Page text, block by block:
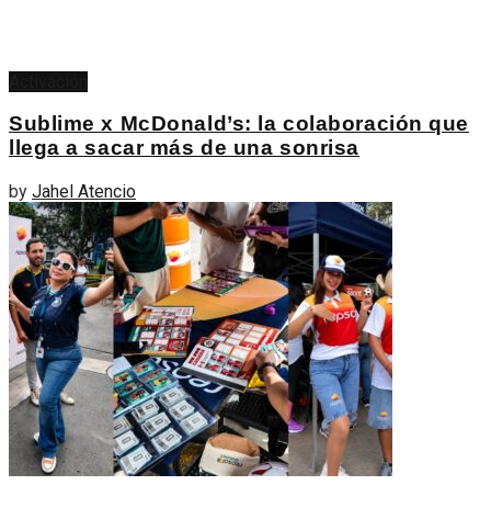
Sublime x McDonald’s: la colaboración que
llega a sacar más de una sonrisa
by Jahel Atencio